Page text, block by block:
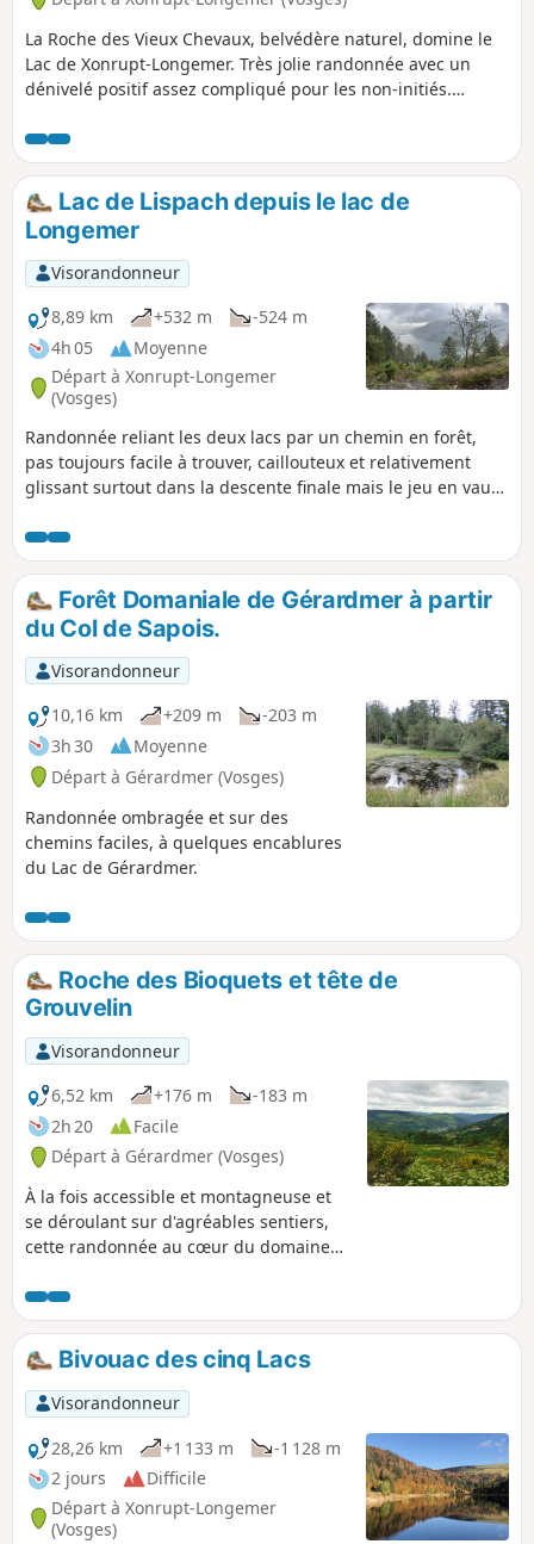
La Roche des Vieux Chevaux, belvédère naturel, domine le
Lac de Xonrupt-Longemer. Très jolie randonnée avec un
dénivelé positif assez compliqué pour les non-initiés.
Lac de Lispach depuis le lac de
Longemer
Visorandonneur
8,89 km
+532 m
-524 m
4h 05
Moyenne
Départ à Xonrupt-Longemer
(Vosges)
Randonnée reliant les deux lacs par un chemin en forêt,
pas toujours facile à trouver, caillouteux et relativement
glissant surtout dans la descente finale mais le jeu en vaut
Forêt Domaniale de Gérardmer à partir
du Col de Sapois.
Visorandonneur
10,16 km
+209 m
-203 m
3h 30
Moyenne
Départ à Gérardmer (Vosges)
Randonnée ombragée et sur des
chemins faciles, à quelques encablures
du Lac de Gérardmer.
Roche des Bioquets et tête de
Grouvelin
Visorandonneur
6,52 km
+176 m
-183 m
2h 20
Facile
Départ à Gérardmer (Vosges)
À la fois accessible et montagneuse et
se déroulant sur d'agréables sentiers,
cette randonnée au cœur du domaine
beaux points de vue remarquables sur
le Massif Vosgien.
Bivouac des cinq Lacs
Visorandonneur
28,26 km
+1 133 m
-1 128 m
2 jours
Difficile
Départ à Xonrupt-Longemer
(Vosges)